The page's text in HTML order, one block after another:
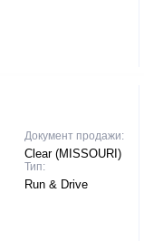
Документ продажи:
Clear (MISSOURI)
Тип:
Run & Drive